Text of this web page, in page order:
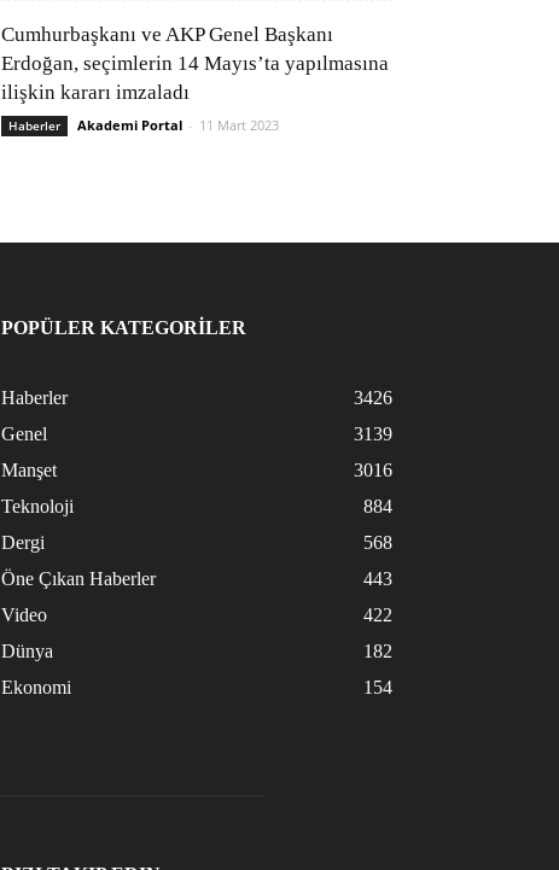
Cumhurbaşkanı ve AKP Genel Başkanı
Erdoğan, seçimlerin 14 Mayıs’ta yapılmasına
ilişkin kararı imzaladı
Haberler Akademi Portal - 11 Mart 2023
POPÜLER KATEGORİLER
Haberler
3426
Genel
3139
Manşet
3016
Teknoloji
884
Dergi
568
Öne Çıkan Haberler
443
Video
422
Dünya
182
Ekonomi
154